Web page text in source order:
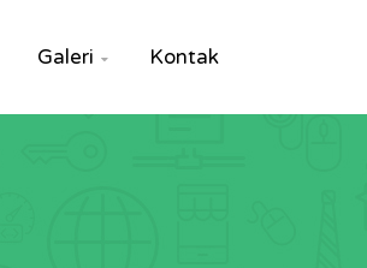
Galeri  Kontak